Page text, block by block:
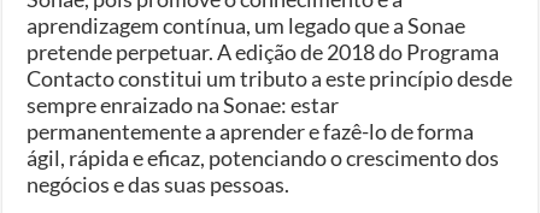
aprendizagem contínua, um legado que a Sonae
pretende perpetuar. A edição de 2018 do Programa
Contacto constitui um tributo a este princípio desde
sempre enraizado na Sonae: estar
permanentemente a aprender e fazê-lo de forma
ágil, rápida e eficaz, potenciando o crescimento dos
negócios e das suas pessoas.